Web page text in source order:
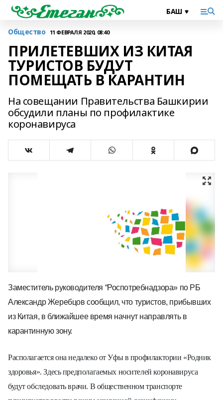
Общество 11 ФЕВРАЛЯ 2020, 08:40
ПРИЛЕТЕВШИХ ИЗ КИТАЯ
ТУРИСТОВ БУДУТ
ПОМЕЩАТЬ В КАРАНТИН
На совещании Правительства Башкирии
обсудили планы по профилактике
коронавируса
Заместитель руководителя “Роспотребнадзора» по РБ
Александр Жеребцов сообщил, что туристов, прибывших
из Китая, в ближайшее время начнут направлять в
карантинную зону.
Располагается она недалеко от Уфы в профилактории «Родник
здоровья». Здесь предполагаемых носителей коронавируса
будут обследовать врачи. В общественном транспорте